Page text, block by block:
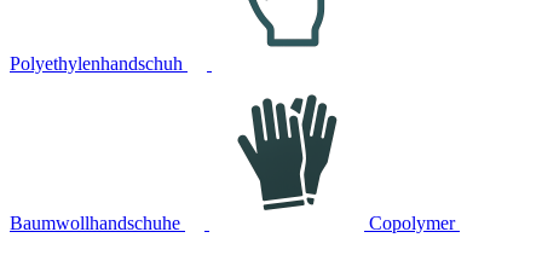
Polyethylenhandschuh
Baumwollhandschuhe Copolymer